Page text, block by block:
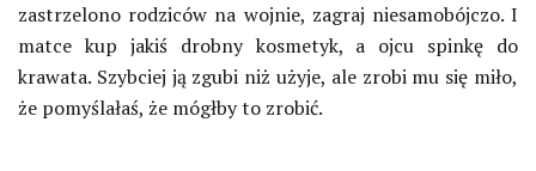
zastrzelono rodziców na wojnie, zagraj niesamobójczo. I
matce kup jakiś drobny kosmetyk, a ojcu spinkę do
krawata. Szybciej ją zgubi niż użyje, ale zrobi mu się miło,
że pomyślałaś, że mógłby to zrobić.